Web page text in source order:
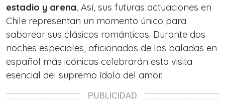
estadio y arena. Así, sus futuras actuaciones en
Chile representan un momento único para
saborear sus clásicos románticos. Durante dos
noches especiales, aficionados de las baladas en
español más icónicas celebrarán esta visita
esencial del supremo ídolo del amor.